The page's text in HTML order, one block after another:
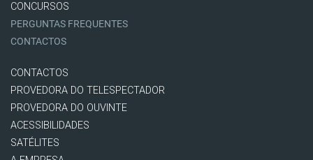
CONCURSOS
PERGUNTAS FREQUENTES
CONTACTOS
CONTACTOS
PROVEDORA DO TELESPECTADOR
PROVEDORA DO OUVINTE
ACESSIBILIDADES
SATÉLITES